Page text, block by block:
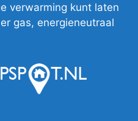
verwarming kunt laten
gas, energieneutraal